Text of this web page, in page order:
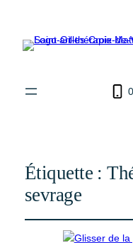
Étiquette :
sevrage